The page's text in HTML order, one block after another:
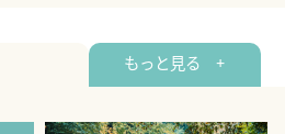
もっと見る +